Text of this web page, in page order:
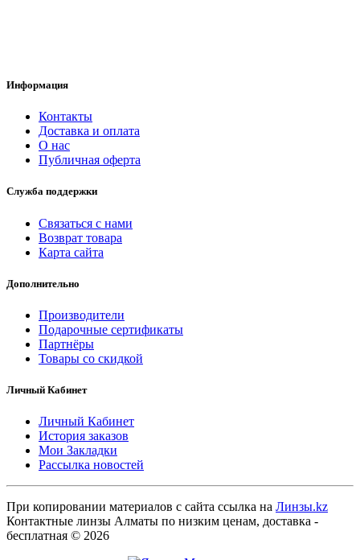
Информация
Контакты
Доставка и оплата
О нас
Публичная оферта
Служба поддержки
Связаться с нами
Возврат товара
Карта сайта
Дополнительно
Производители
Подарочные сертификаты
Партнёры
Товары со скидкой
Личный Кабинет
Личный Кабинет
История заказов
Мои Закладки
Рассылка новостей
При копировании материалов с сайта ссылка на Линзы.kz
Контактные линзы Алматы по низким ценам, доставка -
бесплатная © 2026